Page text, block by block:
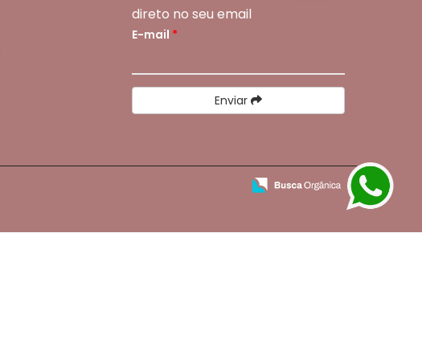
direto no seu email
E-mail *
Enviar